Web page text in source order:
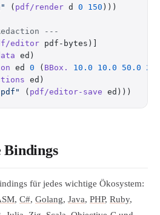
( pdf/render d 0 150 )))
---
editor pdf-bytes)]
ed)
ed 0 ( BBox. 10.0 10.0 50.0
ed)
( pdf/editor-save ed)))
Bindings
für jedes wichtige Ökosystem:
, C#, Golang, Java, PHP, Ruby,